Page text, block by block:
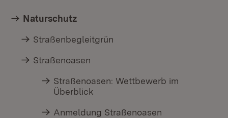
Naturschutz
Straßenbegleitgrün
Straßenoasen
Straßenoasen: Wettbewerb im
Überblick
Anmeldung Straßenoasen